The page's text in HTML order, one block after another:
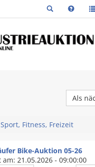
Als
Sport, Fitness, Freizeit
Bike-Auktion 05-26
21.05.2026 - 09:00:00